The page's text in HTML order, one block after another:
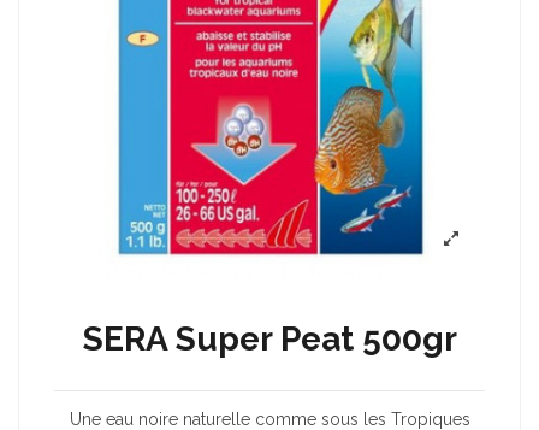
SERA Super Peat 500gr
Une eau noire naturelle comme sous les Tropiques